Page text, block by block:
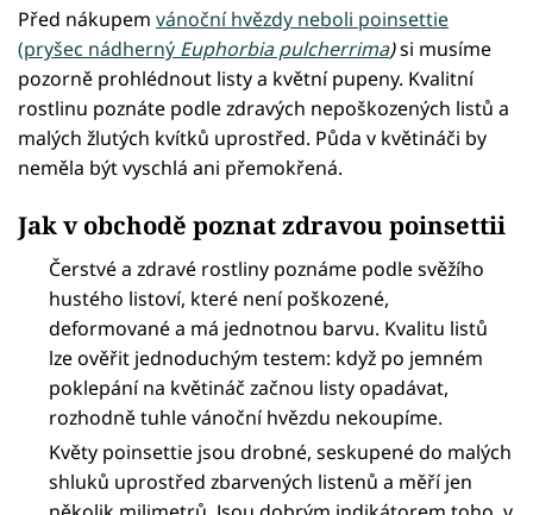
Před nákupem vánoční hvězdy neboli poinsettie
(pryšec nádherný Euphorbia pulcherrima)si musíme
pozorně prohlédnout listy a květní pupeny. Kvalitní
rostlinu poznáte podle zdravých nepoškozených listů a
malých žlutých kvítků uprostřed. Půda v květináči by
neměla být vyschlá ani přemokřená.
Jak v obchodě poznat zdravou poinsettii
Čerstvé a zdravé rostliny poznáme podle svěžího
hustého listoví, které není poškozené,
deformované a má jednotnou barvu. Kvalitu listů
lze ověřit jednoduchým testem: když po jemném
poklepání na květináč začnou listy opadávat,
rozhodně tuhle vánoční hvězdu nekoupíme.
Květy poinsettie jsou drobné, seskupené do malých
shluků uprostřed zbarvených listenů a měří jen